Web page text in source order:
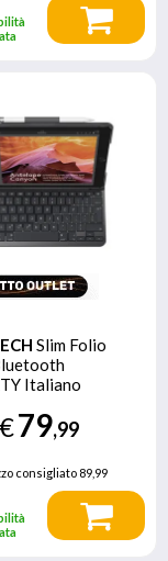
Slim Folio
Italiano
€79,99
consigliato 89,99